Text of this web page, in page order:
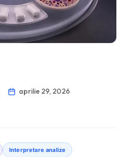
aprilie 29, 2026
Interpretare analize